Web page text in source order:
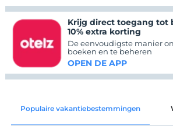
Krijg direct toegang tot
10% extra korting
De eenvoudigste manier
boeken en te beheren
OPEN DE APP
Populaire vakantiebestemmingen